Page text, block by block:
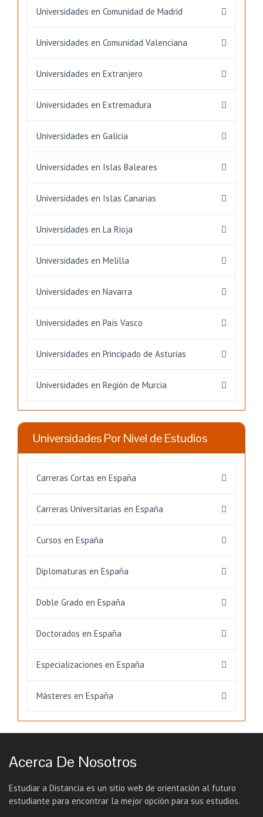
Universidades en Comunidad de Madrid
Universidades en Comunidad Valenciana
Universidades en Extranjero
Universidades en Extremadura
Universidades en Galicia
Universidades en Islas Baleares
Universidades en Islas Canarias
Universidades en La Rioja
Universidades en Melilla
Universidades en Navarra
Universidades en País Vasco
Universidades en Principado de Asturias
Universidades en Región de Murcia
Universidades Por Nivel de Estudios
Carreras Cortas en España
Carreras Universitarias en España
Cursos en España
Diplomaturas en España
Doble Grado en España
Doctorados en España
Especializaciones en España
Másteres en España
Acerca De Nosotros
Estudiar a Distancia es un sitio web de orientación al futuro
estudiante para encontrar la mejor opción para sus estudios.